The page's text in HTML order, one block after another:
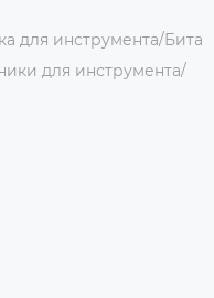
для инструмента/Бита
для инструмента/